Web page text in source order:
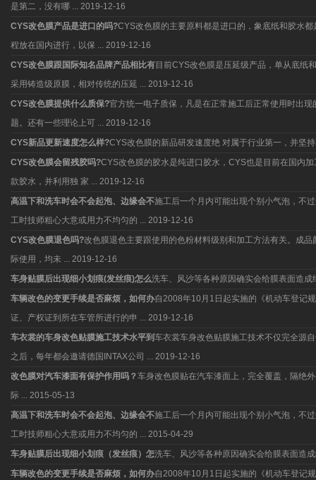
是第二，没有哪 ... 2019-12-16
CYS改色膜产品是进口的吗?CYS改色膜的主要原料都是进口的，象底纸和胶水
程放在国内进行，以保 ... 2019-12-16
CYS改色膜跟国际知名品牌产品相比有目前CYS改色膜是压延级产品，单从底纸
采用铸造级原膜，相对传统的压延 ... 2019-12-16
CYS改色膜提供什么质保?官方统一电子质保，凡是在正常施工后正常使用时出
题。还有一些理论上可 ... 2019-12-16
CYS新品更新速度怎么样?CYS改色膜的新品研发速度绝 对属于行业第一，并坚
CYS改色膜会留残胶吗?CYS改色膜的胶水是纯进口胶水，CYS也是目前在国内
款胶水，并利用独 家 ... 2019-12-16
高温下和洗车时会不会起泡、边缘会不施工后一个月内可能出现个别小气泡，不
工时技师粗心大意或用力不均匀的 ... 2019-12-16
CYS改色膜退色吗?改色膜退色主要跟使用的色粉材料级别和加工方法有关。成
际使用，均未 ... 2019-12-16
车身贴膜后出现细小划痕(发丝痕)怎么洗车、风沙等各种原因确实会给膜表面造
车辆改色的变更手续是否麻烦，如何办自2008年10月1日起实施的《机动车登记
证、产权证到所在车管所进行的申 ... 2019-12-16
车衣裳的车身改色贴膜施工技术水平到 车衣裳车身改色贴膜施工技术不仅完全源
之后，每年都会邀请德国INTAX公司 ... 2019-12-16
改色膜对汽车漆面有保护作用吗？车身改色膜贴在汽车漆面上，完全覆盖，隔绝
际 ... 2015-05-13
高温下和洗车时会不会起泡、边缘会不施工后一个月内可能出现个别小气泡，不
工时技师粗心大意或用力不均匀的 ... 2015-04-29
车身贴膜后出现细小划痕（发丝痕）怎洗车、风沙等各种原因确实会给膜表面造
车辆改色的变更手续是否麻烦，如何办自2008年10月1日起实施的《机动车登记